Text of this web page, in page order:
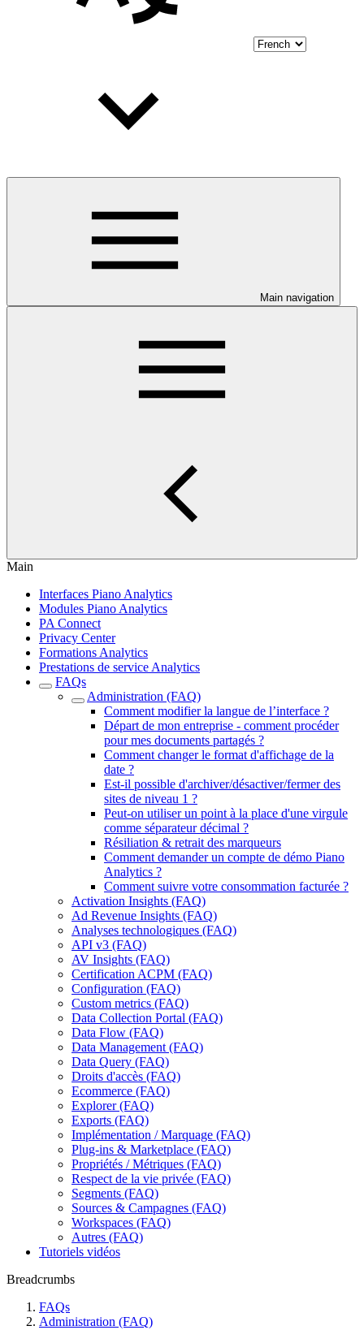
Main navigation
Main
Interfaces Piano Analytics
Modules Piano Analytics
PA Connect
Privacy Center
Formations Analytics
Prestations de service Analytics
FAQs
Administration (FAQ)
Comment modifier la langue de l’interface ?
Départ de mon entreprise - comment procéder
pour mes documents partagés ?
Comment changer le format d'affichage de la
date ?
Est-il possible d'archiver/désactiver/fermer des
sites de niveau 1 ?
Peut-on utiliser un point à la place d'une virgule
comme séparateur décimal ?
Résiliation & retrait des marqueurs
Comment demander un compte de démo Piano
Analytics ?
Comment suivre votre consommation facturée ?
Activation Insights (FAQ)
Ad Revenue Insights (FAQ)
Analyses technologiques (FAQ)
API v3 (FAQ)
AV Insights (FAQ)
Certification ACPM (FAQ)
Configuration (FAQ)
Custom metrics (FAQ)
Data Collection Portal (FAQ)
Data Flow (FAQ)
Data Management (FAQ)
Data Query (FAQ)
Droits d'accès (FAQ)
Ecommerce (FAQ)
Explorer (FAQ)
Exports (FAQ)
Implémentation / Marquage (FAQ)
Plug-ins & Marketplace (FAQ)
Propriétés / Métriques (FAQ)
Respect de la vie privée (FAQ)
Segments (FAQ)
Sources & Campagnes (FAQ)
Workspaces (FAQ)
Autres (FAQ)
Tutoriels vidéos
Breadcrumbs
FAQs
Administration (FAQ)